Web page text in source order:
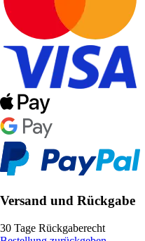
Versand und Rückgabe
30 Tage Rückgaberecht